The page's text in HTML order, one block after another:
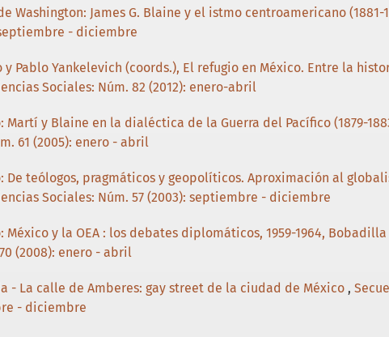
Washington: James G. Blaine y el istmo centroamericano (1881-
- diciembre
y Pablo Yankelevich (coords.), El refugio en México. Entre la
Sociales: Núm. 82 (2012): enero-abril
Martí y Blaine en la dialéctica de la Guerra del Pacífico (1879-
61 (2005): enero - abril
De teólogos, pragmáticos y geopolíticos. Aproximación al
Sociales: Núm. 57 (2003): septiembre - diciembre
México y la OEA : los debates diplomáticos, 1959-1964,
(2008): enero - abril
- La calle de Amberes: gay street de la ciudad de México ,
- diciembre